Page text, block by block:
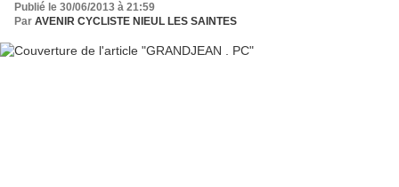
Publié le 30/06/2013 à 21:59
Par AVENIR CYCLISTE NIEUL LES SAINTES